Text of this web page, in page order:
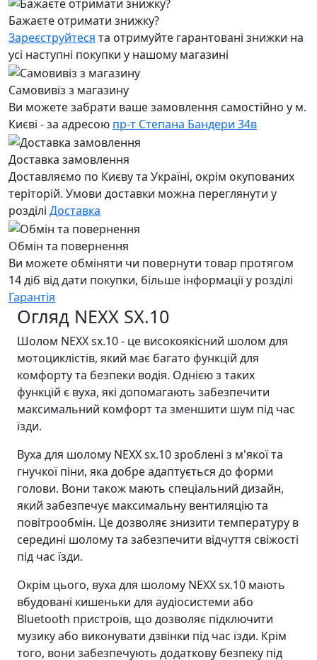
Бажаєте отримати знижку?
Зареєструйтеся та отримуйте гарантовані знижки на
усі наступні покупки у нашому магазині
Самовивіз з магазину
Ви можете забрати ваше замовлення самостійно у м.
Києві - за адресою пр-т Степана Бандери 34в
Доставка замовлення
Доставляємо по Києву та Україні, окрім окупованих
теріторій. Умови доставки можна переглянути у
розділі Доставка
Обмін та повернення
Ви можете обміняти чи повернути товар протягом
14 діб від дати покупки, більше інформації у розділі
Гарантія
Огляд NEXX SX.10
Шолом NEXX sx.10 - це високоякісний шолом для
мотоциклістів, який має багато функцій для
комфорту та безпеки водія. Однією з таких
функцій є вуха, які допомагають забезпечити
максимальний комфорт та зменшити шум під час
їзди.
Вуха для шолому NEXX sx.10 зроблені з м'якої та
гнучкої піни, яка добре адаптується до форми
голови. Вони також мають спеціальний дизайн,
який забезпечує максимальну вентиляцію та
повітрообмін. Це дозволяє знизити температуру в
середині шолому та забезпечити відчуття свіжості
під час їзди.
Окрім цього, вуха для шолому NEXX sx.10 мають
вбудовані кишеньки для аудіосистеми або
Bluetooth пристроїв, що дозволяє підключити
музику або виконувати дзвінки під час їзди. Крім
того, вони забезпечують додаткову безпеку під